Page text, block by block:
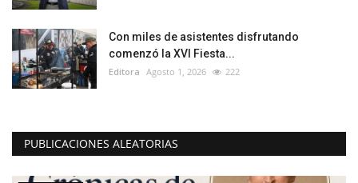
Con miles de asistentes disfrutando
comenzó la XVI Fiesta...
Editora Agosto 1, 2026 222
PUBLICACIONES ALEATORIAS